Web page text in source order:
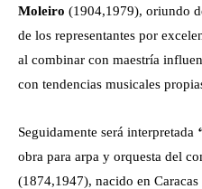
Moleiro (1904,1979), oriundo
de los representantes por
al combinar con maestría
con tendencias musicales
Seguidamente será interpretada
obra para arpa y orquesta del
(1874,1947), nacido en